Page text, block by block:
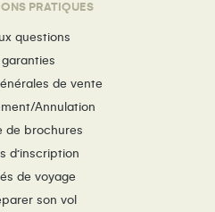
PRATIQUES
questions
garanties
de vente
Annulation
de brochures
d’inscription
de voyage
son vol